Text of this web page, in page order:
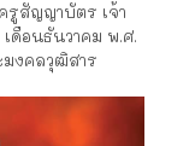
รูสัญญาบัตร เจ้า
ดือนธันวาคม พ.ศ.
งคลวุฒิสาร